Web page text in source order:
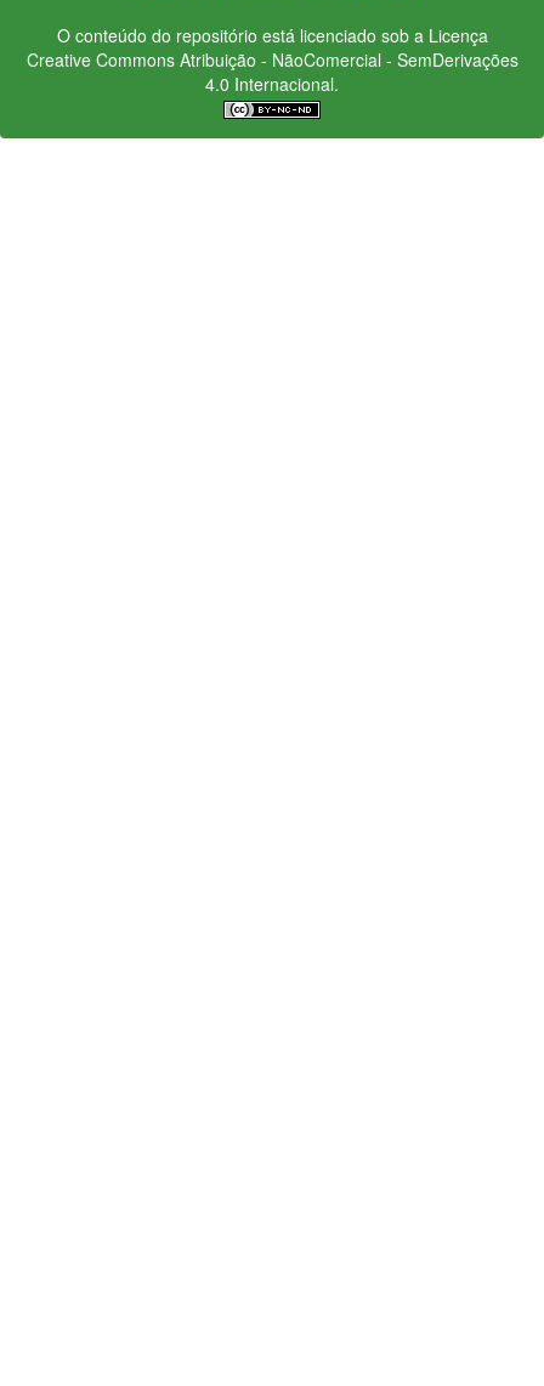
O conteúdo do repositório está licenciado sob a Licença
Creative CommonsAtribuição - NãoComercial - SemDerivações
4.0 Internacional.